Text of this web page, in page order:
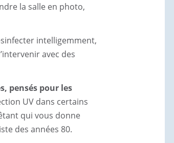
la salle en photo,
intelligemment,
avec des
pensés pour les
UV dans certains
qui vous donne
des années 80.